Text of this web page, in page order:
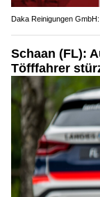
Daka Reinigungen
Schaan (FL):
Töfffahrer